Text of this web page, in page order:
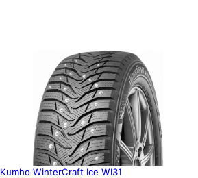
Kumho WinterCraft Ice WI31